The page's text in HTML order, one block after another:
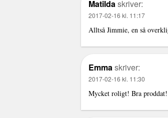
Matildaskriver:
2017-02-16 kl. 11:17
Alltså Jimmie, en så
Emmaskriver:
2017-02-16 kl. 11:30
Mycket roligt! Bra proddat!